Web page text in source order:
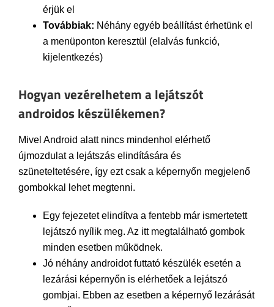
érjük el
Továbbiak: Néhány egyéb beállítást érhetünk el
a menüponton keresztül (elalvás funkció,
kijelentkezés)
Hogyan vezérelhetem a lejátszót
androidos készülékemen?
Mivel Android alatt nincs mindenhol elérhető
újmozdulat a lejátszás elindítására és
szüneteltetésére, így ezt csak a képernyőn megjelenő
gombokkal lehet megtenni.
Egy fejezetet elindítva a fentebb már ismertetett
lejátszó nyílik meg. Az itt megtalálható gombok
minden esetben működnek.
Jó néhány androidot futtató készülék esetén a
lezárási képernyőn is elérhetőek a lejátszó
gombjai. Ebben az esetben a képernyő lezárását